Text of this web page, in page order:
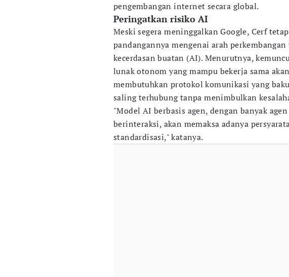
pengembangan internet secara global.
Peringatkan risiko AI
Meski segera meninggalkan Google, Cerf
pandangannya mengenai arah
kecerdasan buatan (AI). Menurutnya,
lunak otonom yang mampu bekerja sama
membutuhkan protokol komunikasi yang
saling terhubung tanpa menimbulkan
"Model AI berbasis agen, dengan banyak
berinteraksi, akan memaksa adanya
standardisasi," katanya.